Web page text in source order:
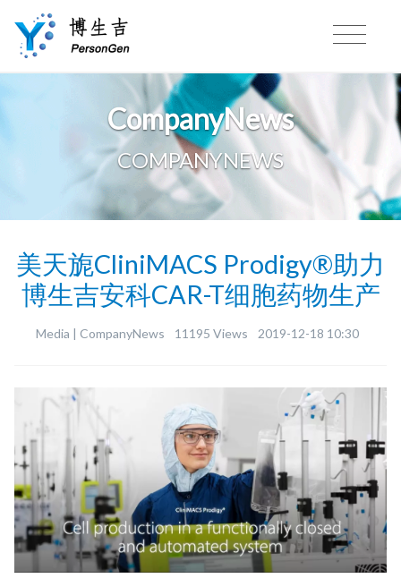
CompanyNews
COMPANYNEWS
美天旎CliniMACS Prodigy®助力
博生吉安科CAR-T细胞药物生产
Media | CompanyNews 11195 Views 2019-12-18 10:30